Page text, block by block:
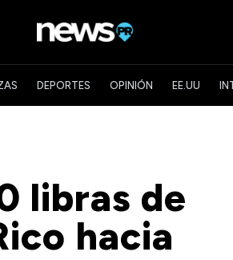
DEPORTES OPINIÓN EE.UU
libras de
hacia